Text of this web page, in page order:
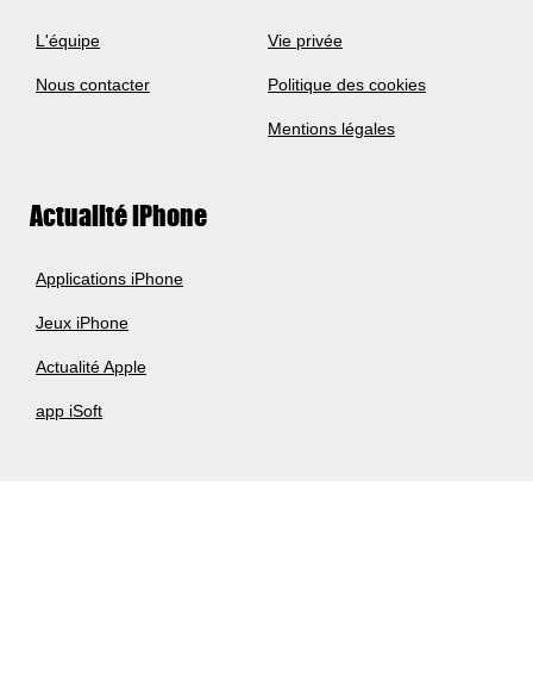
L'équipe
Nous contacter
Vie privée
Politique des cookies
Mentions légales
Actualité iPhone
Applications iPhone
Jeux iPhone
Actualité Apple
app iSoft